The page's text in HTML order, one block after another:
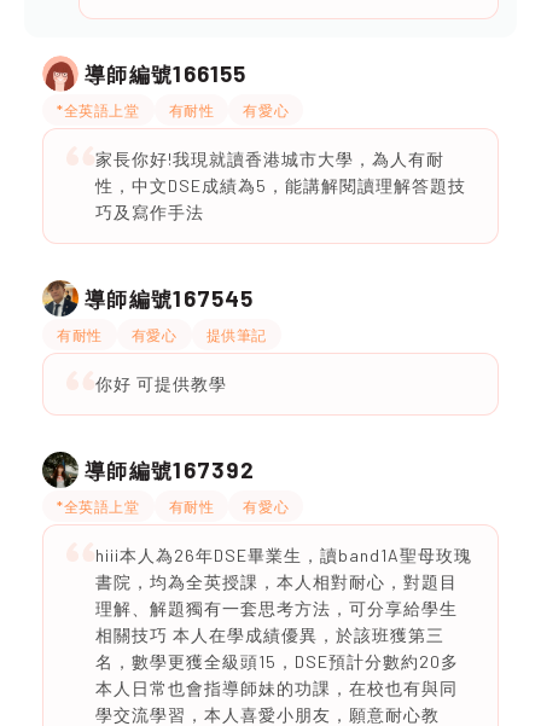
導師編號166155
*全英語上堂 有耐性 有愛心
家長你好!我現就讀香港城市大學，為人有耐
性，中文DSE成績為5，能講解閱讀理解答題技
巧及寫作手法
導師編號167545
有耐性 有愛心 提供筆記
你好 可提供教學
導師編號167392
*全英語上堂 有耐性 有愛心
hiii本人為26年DSE畢業生，讀band1A聖母玫瑰
書院，均為全英授課，本人相對耐心，對題目
理解、解題獨有一套思考方法，可分享給學生
相關技巧 本人在學成績優異，於該班獲第三
名，數學更獲全級頭15，DSE預計分數約20多
本人日常也會指導師妹的功課，在校也有與同
學交流學習，本人喜愛小朋友，願意耐心教